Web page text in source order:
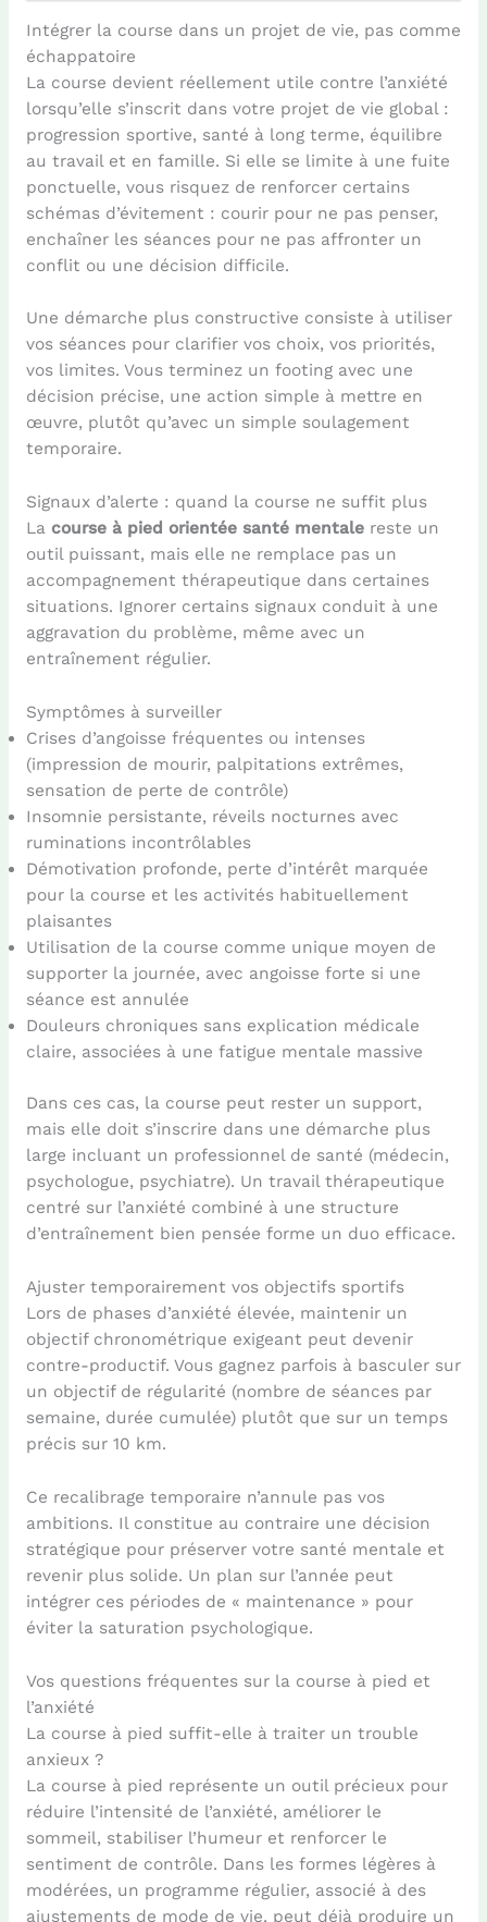
Intégrer la course dans un projet de vie, pas comme
échappatoire
La course devient réellement utile contre l’anxiété
lorsqu’elle s’inscrit dans votre projet de vie global :
progression sportive, santé à long terme, équilibre
au travail et en famille. Si elle se limite à une fuite
ponctuelle, vous risquez de renforcer certains
schémas d’évitement : courir pour ne pas penser,
enchaîner les séances pour ne pas affronter un
conflit ou une décision difficile.
Une démarche plus constructive consiste à utiliser
vos séances pour clarifier vos choix, vos priorités,
vos limites. Vous terminez un footing avec une
décision précise, une action simple à mettre en
œuvre, plutôt qu’avec un simple soulagement
temporaire.
Signaux d’alerte : quand la course ne suffit plus
La course à pied orientée santé mentalereste un
outil puissant, mais elle ne remplace pas un
accompagnement thérapeutique dans certaines
situations. Ignorer certains signaux conduit à une
aggravation du problème, même avec un
entraînement régulier.
Symptômes à surveiller
Crises d’angoisse fréquentes ou intenses
(impression de mourir, palpitations extrêmes,
sensation de perte de contrôle)
Insomnie persistante, réveils nocturnes avec
ruminations incontrôlables
Démotivation profonde, perte d’intérêt marquée
pour la course et les activités habituellement
plaisantes
Utilisation de la course comme unique moyen de
supporter la journée, avec angoisse forte si une
séance est annulée
Douleurs chroniques sans explication médicale
claire, associées à une fatigue mentale massive
Dans ces cas, la course peut rester un support,
mais elle doit s’inscrire dans une démarche plus
large incluant un professionnel de santé (médecin,
psychologue, psychiatre). Un travail thérapeutique
centré sur l’anxiété combiné à une structure
d’entraînement bien pensée forme un duo efficace.
Ajuster temporairement vos objectifs sportifs
Lors de phases d’anxiété élevée, maintenir un
objectif chronométrique exigeant peut devenir
contre-productif. Vous gagnez parfois à basculer sur
un objectif de régularité (nombre de séances par
semaine, durée cumulée) plutôt que sur un temps
précis sur 10 km.
Ce recalibrage temporaire n’annule pas vos
ambitions. Il constitue au contraire une décision
stratégique pour préserver votre santé mentale et
revenir plus solide. Un plan sur l’année peut
intégrer ces périodes de « maintenance » pour
éviter la saturation psychologique.
Vos questions fréquentes sur la course à pied et
l’anxiété
La course à pied suffit-elle à traiter un trouble
anxieux ?
La course à pied représente un outil précieux pour
réduire l’intensité de l’anxiété, améliorer le
sommeil, stabiliser l’humeur et renforcer le
sentiment de contrôle. Dans les formes légères à
modérées, un programme régulier, associé à des
ajustements de mode de vie, peut déjà produire un